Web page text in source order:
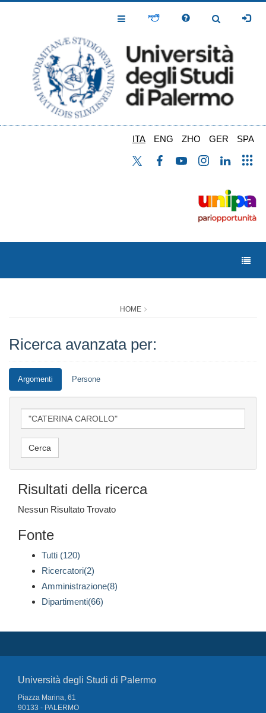
Toggle
Toggle
ITA ENG ZHO GER SPA
HOME
Ricerca avanzata per:
Argomenti Persone
Risultati della ricerca
Nessun Risultato Trovato
Fonte
Tutti (120)
Ricercatori(2)
Amministrazione(8)
Dipartimenti(66)
Università degli Studi di Palermo
Piazza Marina, 61
90133 - PALERMO